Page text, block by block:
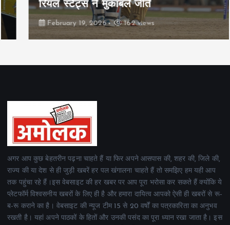
रियल स्टेट्स ने मुकाबले जीते
February 19, 2026 162 views
अगर आप कुछ बेहतरीन पढ़ना चाहते हैं या फिर अपने आसपास की, शहर की, जिले की,
राज्य की या देश से ही जुड़ी खबरें हर पल खंगालना चाहते हैं तो समझिए हम यही आप
तक पहुंचा रहे हैं।इस वेबसाइट की हर खबर पर आप पूरा भरोसा कर सकते हैं क्योंकि ये
प्लेटफॉर्म विश्वसनीय खबरों के लिए ही है और हमारा दायित्व आपको ऐसी ही खबरों से रू-
ब-रू कराने का है। वेबसाइट की न्यूज टीम 15 से 20 वर्षों का पत्रकारिता का अनुभव
रखती है। यहां अपने पाठकों के हितों और उनकी पसंद का पूरा ध्यान रखा जाता है। इस